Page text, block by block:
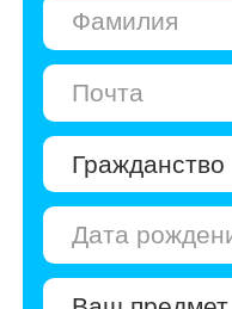
Даю согласие на